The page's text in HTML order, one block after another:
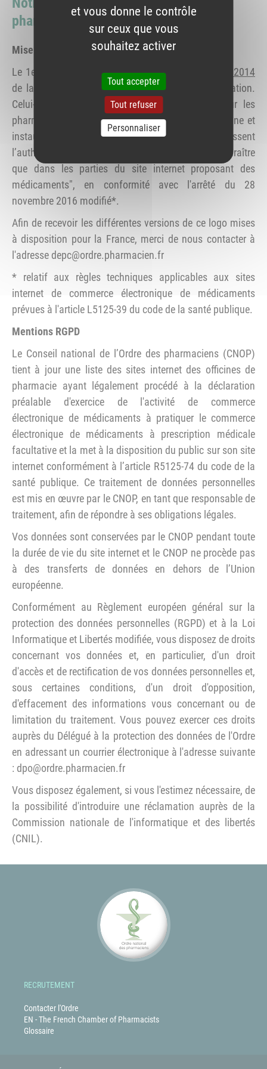
pharmaciens responsables de sites
Mise à disposition du logo commun
Le 1er juillet 2015, lerèglement d’exécution n°699/2014
de la Commission européenne est entré en application.
Celui-ci définit le design d’un logo commun pour les
pharmacies en ligne établies dans l’Union européenne et
instaure les exigences techniques qui garantissent
l’authenticité de ce logo. Ce dernier "ne doit apparaître
que dans les parties du site internet proposant des
médicaments", en conformité avec l'arrêté du 28
novembre 2016 modifié*.
Afin de recevoir les différentes versions de ce logo mises
à disposition pour la France, merci de nous contacter à
l'adresse depc@ordre.pharmacien.fr
* relatif aux règles techniques applicables aux sites
internet de commerce électronique de médicaments
prévues à l'article L5125-39 du code de la santé publique.
Mentions RGPD
Le Conseil national de l’Ordre des pharmaciens (CNOP)
tient à jour une liste des sites internet des officines de
pharmacie ayant légalement procédé à la déclaration
préalable d'exercice de l'activité de commerce
électronique de médicaments à pratiquer le commerce
électronique de médicaments à prescription médicale
facultative et la met à la disposition du public sur son site
internet conformément à l’article R5125-74 du code de la
santé publique. Ce traitement de données personnelles
est mis en œuvre par le CNOP, en tant que responsable de
traitement, afin de répondre à ses obligations légales.
Vos données sont conservées par le CNOP pendant toute
la durée de vie du site internet et le CNOP ne procède pas
à des transferts de données en dehors de l’Union
européenne.
Conformément au Règlement européen général sur la
protection des données personnelles (RGPD) et à la Loi
Informatique et Libertés modifiée, vous disposez de droits
concernant vos données et, en particulier, d'un droit
d'accès et de rectification de vos données personnelles et,
sous certaines conditions, d'un droit d'opposition,
d'effacement des informations vous concernant ou de
limitation du traitement. Vous pouvez exercer ces droits
auprès du Délégué à la protection des données de l'Ordre
en adressant un courrier électronique à l'adresse suivante
: dpo@ordre.pharmacien.fr
Vous disposez également, si vous l'estimez nécessaire, de
la possibilité d'introduire une réclamation auprès de la
Commission nationale de l'informatique et des libertés
(CNIL).
RECRUTEMENT
Contacter l'Ordre
EN - The French Chamber of Pharmacists
Glossaire
et vous donne le contrôle
sur ceux que vous
souhaitez activer
Tout accepter
Tout refuser
Personnaliser